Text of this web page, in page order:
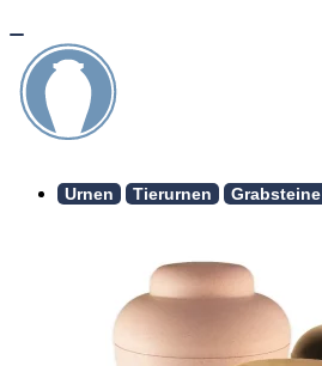
Urnen Tierurnen Grabsteine